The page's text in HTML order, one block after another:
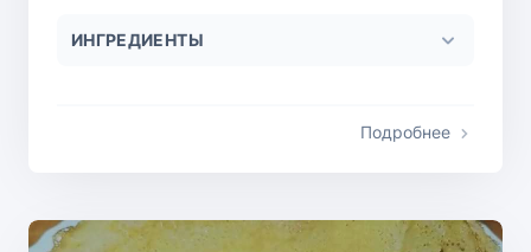
ИНГРЕДИЕНТЫ
Подробнее